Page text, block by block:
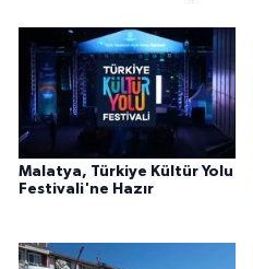
Malatya, Türkiye Kültür Yolu
Festivali'ne Hazır